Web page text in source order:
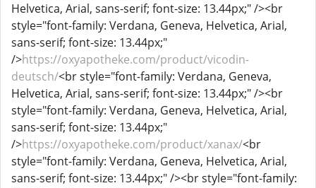
Helvetica, Arial, sans-serif; font-size: 13.44px;" /><br
style="font-family: Verdana, Geneva, Helvetica, Arial,
sans-serif; font-size: 13.44px;"
/>https://oxyapotheke.com/product/vicodin-
deutsch/<br style="font-family: Verdana, Geneva,
Helvetica, Arial, sans-serif; font-size: 13.44px;" /><br
style="font-family: Verdana, Geneva, Helvetica, Arial,
sans-serif; font-size: 13.44px;"
/>https://oxyapotheke.com/product/xanax/<br
style="font-family: Verdana, Geneva, Helvetica, Arial,
sans-serif; font-size: 13.44px;" /><br style="font-family: